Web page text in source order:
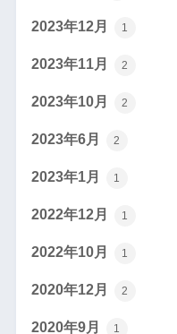
2023年12月 1
2023年11月 2
2023年10月 2
2023年6月 2
2023年1月 1
2022年12月 1
2022年10月 1
2020年12月 2
2020年9月 1